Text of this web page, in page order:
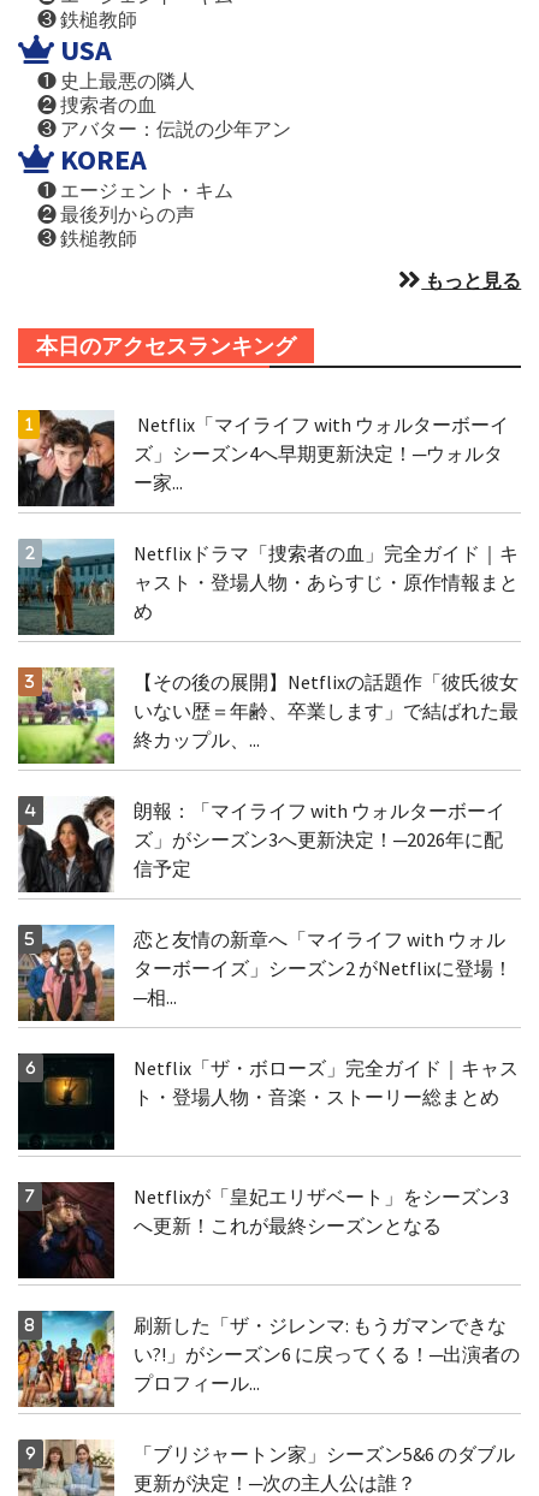
❸ 鉄槌教師
USA
❶ 史上最悪の隣人
❷ 捜索者の血
❸ アバター：伝説の少年アン
KOREA
❶ エージェント・キム
❷ 最後列からの声
❸ 鉄槌教師
もっと見る
本日のアクセスランキング
Netflix「マイライフ with ウォルターボーイ
ズ」シーズン4へ早期更新決定！─ウォルタ
ー家...
Netflixドラマ「捜索者の血」完全ガイド｜キ
ャスト・登場人物・あらすじ・原作情報まと
め
【その後の展開】Netflixの話題作「彼氏彼女
いない歴＝年齢、卒業します」で結ばれた最
終カップル、...
朗報：「マイライフ with ウォルターボーイ
ズ」がシーズン3へ更新決定！─2026年に配
信予定
恋と友情の新章へ「マイライフ with ウォル
ターボーイズ」シーズン2 がNetflixに登場！
─相...
Netflix「ザ・ボローズ」完全ガイド｜キャス
ト・登場人物・音楽・ストーリー総まとめ
Netflixが「皇妃エリザベート」をシーズン3
へ更新！これが最終シーズンとなる
刷新した「ザ・ジレンマ: もうガマンできな
い?!」がシーズン6 に戻ってくる！─出演者の
プロフィール...
「ブリジャートン家」シーズン5&6 のダブル
更新が決定！─次の主人公は誰？